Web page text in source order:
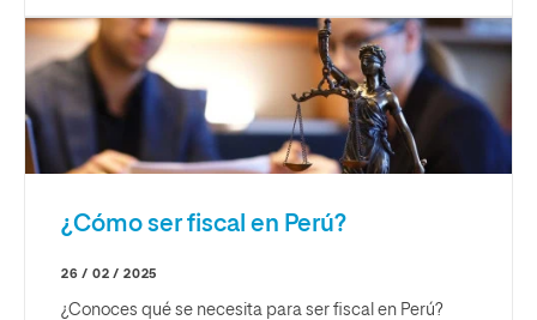
¿Cómo ser fiscal en Perú?
26 / 02 / 2025
¿Conoces qué se necesita para ser fiscal en Perú?